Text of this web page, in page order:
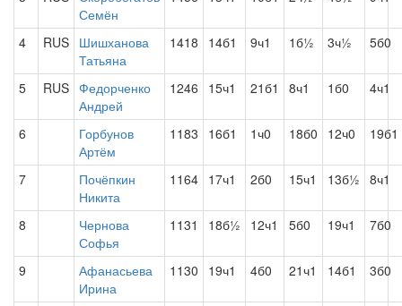
Семён
4 RUS Шишханова
Татьяна
1418 14б1 9ч1 1б½ 3ч½ 5б0
5 RUS Федорченко
Андрей
1246 15ч1 21б1 8ч1 1б0 4ч1
6
Горбунов
Артём
1183 16б1 1ч0 18б0 12ч0 19б1
7
Почёпкин
Никита
1164 17ч1 2б0 15ч1 13б½ 8ч1
8
Чернова
Софья
1131 18б½ 12ч1 5б0 19ч1 7б0
9
Афанасьева
Ирина
1130 19ч1 4б0 21ч1 14б1 3б0